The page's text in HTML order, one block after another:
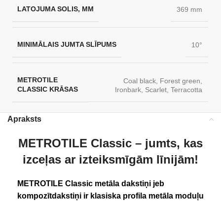
LATOJUMA SOLIS, MM 369 mm
MINIMĀLAIS JUMTA SLĪPUMS 10°
METROTILE
CLASSIC KRĀSAS
Coal black Forest green
Ironbark Scarlet Terracotta
Apraksts
METROTILE Classic – jumts, kas
izceļas ar izteiksmīgām līnijām!
METROTILE Classic metāla dakstiņi jeb
kompozītdakstiņi ir klasiska profila metāla moduļu